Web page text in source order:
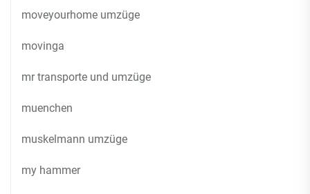
moveyourhome umzüge
movinga
mr transporte und umzüge
muenchen
muskelmann umzüge
my hammer